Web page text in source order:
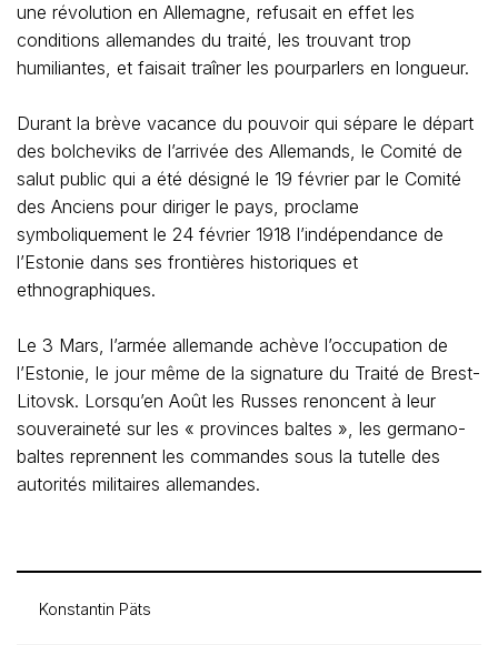
une révolution en Allemagne, refusait en effet les
conditions allemandes du traité, les trouvant trop
humiliantes, et faisait traîner les pourparlers en longueur.
Durant la brève vacance du pouvoir qui sépare le départ
des bolcheviks de l’arrivée des Allemands, le Comité de
salut public qui a été désigné le 19 février par le Comité
des Anciens pour diriger le pays, proclame
symboliquement le 24 février 1918 l’indépendance de
l’Estonie dans ses frontières historiques et
ethnographiques.
Le 3 Mars, l’armée allemande achève l’occupation de
l’Estonie, le jour même de la signature du Traité de Brest-
Litovsk. Lorsqu’en Août les Russes renoncent à leur
souveraineté sur les « provinces baltes », les germano-
baltes reprennent les commandes sous la tutelle des
autorités militaires allemandes.
Konstantin Päts